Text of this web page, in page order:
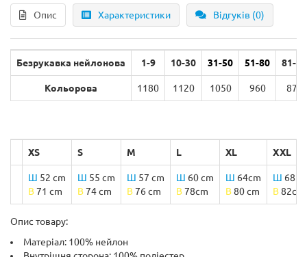
Опис Характеристики Відгуків (0)
Безрукавка нейлонова 1-9 10-30 31-50 51-80 81-99
Кольорова 1180 1120 1050 960 870
XS S M L XL XXL
Ш 52 cm
B71 cm
Ш 55 cm
B74 cm
Ш 57 cm
B76 cm
Ш 60 cm
B78cm
Ш 64cm
B80 cm
Ш 68
B82cm
Опис товару:
Матеріал: 100% нейлон